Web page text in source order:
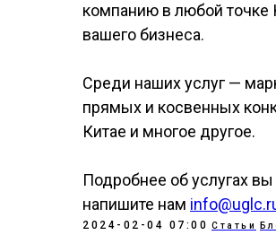
компанию в любой точке
вашего бизнеса.
Среди наших услуг —
прямых и косвенных
Китае и многое другое.
Подробнее об услугах
напишите нам
2024-02-04 07:00 Статьи